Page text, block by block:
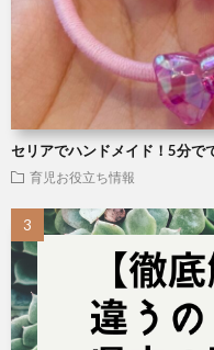
セリアでハンドメイド！5分で
育児お役立ち情報